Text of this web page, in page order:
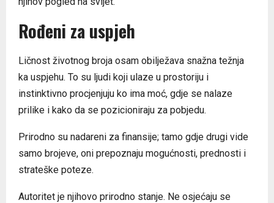
Rođeni za uspjeh
Ličnost životnog broja osam obilježava snažna težnja
ka uspjehu. To su ljudi koji ulaze u prostoriju i
instinktivno procjenjuju ko ima moć, gdje se nalaze
prilike i kako da se pozicioniraju za pobjedu.
Prirodno su nadareni za finansije; tamo gdje drugi vide
samo brojeve, oni prepoznaju mogućnosti, prednosti i
strateške poteze.
Autoritet je njihovo prirodno stanje. Ne osjećaju se